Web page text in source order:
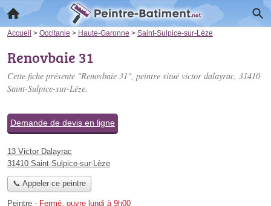
Accueil > Occitanie > Haute-Garonne > Saint-Sulpice-sur-Lèze
Renovbaie 31
Cette fiche présente "Renovbaie 31", peintre situé victor dalayrac, 31410
Saint-Sulpice-sur-Lèze.
Demande de devis en ligne
13 Victor Dalayrac
31410 Saint-Sulpice-sur-Lèze
📞 Appeler ce peintre
Peintre - Fermé, ouvre lundi à 9h00